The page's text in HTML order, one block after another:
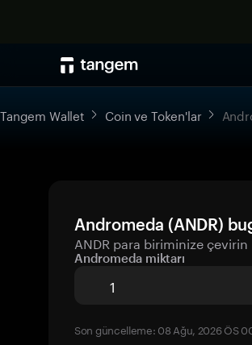
Tangem Wallet Coin ve Token'lar
Andromeda (ANDR)
ANDR para biriminize çevirin
Andromeda miktarı
Son güncelleme: 08 Ağu, 2026 ÖS